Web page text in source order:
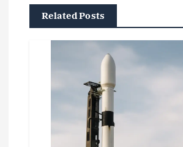
Related Posts